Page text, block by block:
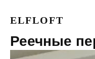
ELFLOFT
Реечные